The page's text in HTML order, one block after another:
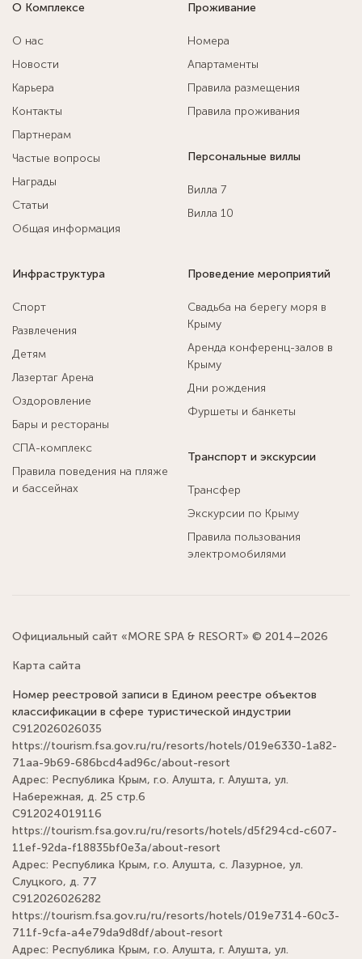
О Комплексе
О нас
Новости
Карьера
Контакты
Партнерам
Частые вопросы
Награды
Статьи
Общая информация
Проживание
Номера
Апартаменты
Правила размещения
Правила проживания
Персональные виллы
Вилла 7
Вилла 10
Инфраструктура
Спорт
Развлечения
Детям
Лазертаг Арена
Оздоровление
Бары и рестораны
СПА-комплекс
Правила поведения на пляже
и бассейнах
Проведение мероприятий
Свадьба на берегу моря в
Крыму
Аренда конференц-залов в
Крыму
Дни рождения
Фуршеты и банкеты
Транспорт и экскурсии
Трансфер
Экскурсии по Крыму
Правила пользования
электромобилями
Официальный сайт «MORE SPA & RESORT» © 2014–2026
Карта сайта
Номер реестровой записи в Едином реестре объектов
классификации в сфере туристической индустрии
С912026026035
https://tourism.fsa.gov.ru/ru/resorts/hotels/019e6330-1a82-
71aa-9b69-686bcd4ad96c/about-resort
Адрес: Республика Крым, г.о. Алушта, г. Алушта, ул.
Набережная, д. 25 стр.6
С912024019116
https://tourism.fsa.gov.ru/ru/resorts/hotels/d5f294cd-c607-
11ef-92da-f18835bf0e3a/about-resort
Адрес: Республика Крым, г.о. Алушта, с. Лазурное, ул.
Слуцкого, д. 77
С912026026282
https://tourism.fsa.gov.ru/ru/resorts/hotels/019e7314-60c3-
711f-9cfa-a4e79da9d8df/about-resort
Адрес: Республика Крым, г.о. Алушта, г. Алушта, ул.